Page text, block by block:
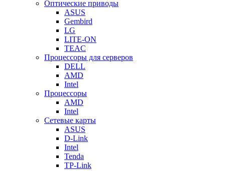
Оптические приводы
ASUS
Gembird
LG
LITE-ON
TEAC
Процессоры для серверов
DELL
AMD
Intel
Процессоры
AMD
Intel
Сетевые карты
ASUS
D-Link
Intel
Tenda
TP-Link